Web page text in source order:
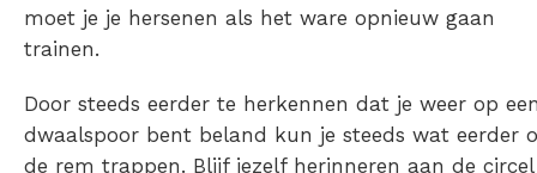
moet je je hersenen als het ware opnieuw gaan
trainen.
Door steeds eerder te herkennen dat je weer op
dwaalspoor bent beland kun je steeds wat eerder
de rem trappen. Blijf jezelf herinneren aan de circel